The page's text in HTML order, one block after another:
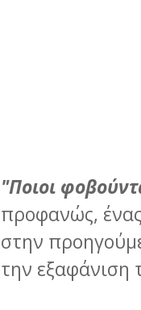
"Ποιοι
προφανώς,
στην
την εξαφάνιση